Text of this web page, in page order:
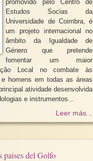
promovido pelo Centro de
Estudos Socias da
Universidade de Coimbra, é
um projeto internacional no
âmbito da Igualdade de
Género que pretende
fomentar um maior
Local no combate às
homens em todas as áreas
atividade desenvolvida
e instrumentos...
Leer más...
paises del Golfo